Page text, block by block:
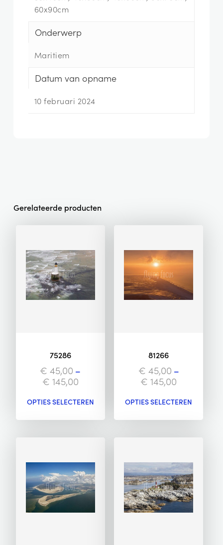
60x90cm
Onderwerp
Maritiem
Datum van opname
10 februari 2024
Gerelateerde producten
75286
€ 45,00 –
€ 145,00
OPTIES SELECTEREN
81266
€ 45,00 –
€ 145,00
OPTIES SELECTEREN